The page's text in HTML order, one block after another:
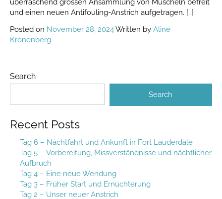
überraschend grossen Ansammlung von Muscheln befreit
und einen neuen Antifouling-Anstrich aufgetragen. […]
Posted on November 28, 2024Written by Aline
Kronenberg
Search
Search
Recent Posts
Tag 6 – Nachtfahrt und Ankunft in Fort Lauderdale
Tag 5 – Vorbereitung, Missverständnisse und nächtlicher
Aufbruch
Tag 4 – Eine neue Wendung
Tag 3 – Früher Start und Ernüchterung
Tag 2 – Unser neuer Anstrich